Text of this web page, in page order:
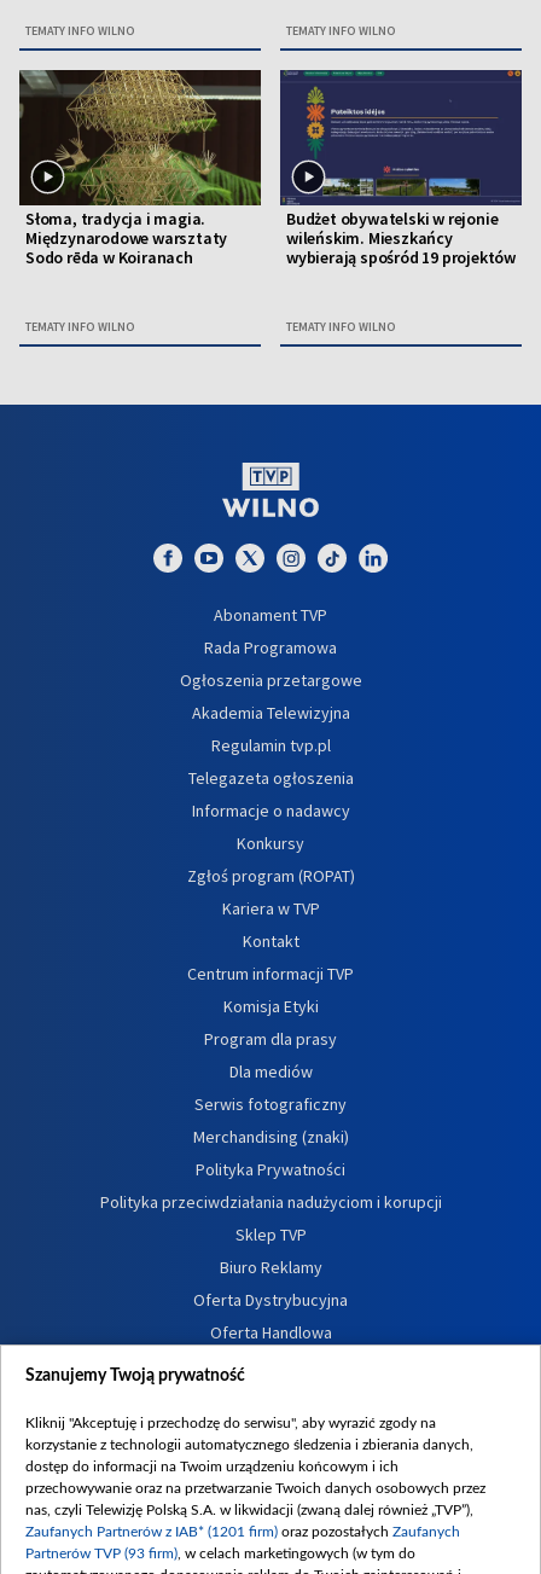
TEMATY INFO WILNO TEMATY INFO WILNO
Słoma, tradycja i magia.
Międzynarodowe warsztaty
Sodo rēda w Koiranach
TEMATY INFO WILNO
Budżet obywatelski w rejonie
wileńskim. Mieszkańcy
wybierają spośród 19 projektów
TEMATY INFO WILNO
Abonament TVP
Rada Programowa
Ogłoszenia przetargowe
Akademia Telewizyjna
Regulamin tvp.pl
Telegazeta ogłoszenia
Informacje o nadawcy
Konkursy
Zgłoś program (ROPAT)
Kariera w TVP
Kontakt
Centrum informacji TVP
Komisja Etyki
Program dla prasy
Dla mediów
Serwis fotograficzny
Merchandising (znaki)
Polityka Prywatności
Polityka przeciwdziałania nadużyciom i korupcji
Sklep TVP
Biuro Reklamy
Oferta Dystrybucyjna
Oferta Handlowa
Dostępność
Procedura zgłoszeń wewnętrznych
Szanujemy Twoją prywatność
Kliknij "Akceptuję i przechodzę do serwisu", aby wyrazić zgody na
korzystanie z technologii automatycznego śledzenia i zbierania danych,
dostęp do informacji na Twoim urządzeniu końcowym i ich
przechowywanie oraz na przetwarzanie Twoich danych osobowych przez
nas, czyli Telewizję Polską S.A. w likwidacji (zwaną dalej również „TVP”),
Zaufanych Partnerów z IAB* (1201 firm) oraz pozostałych Zaufanych
Partnerów TVP (93 firm) , w celach marketingowych (w tym do